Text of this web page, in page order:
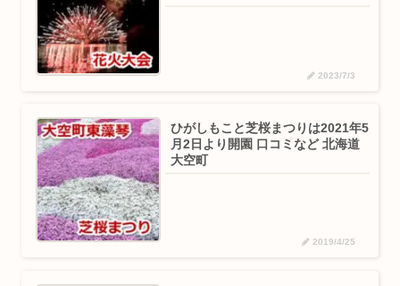
2023/7/3
ひがしもこと芝桜まつりは2021年5
月2日より開園 口コミなど 北海道
大空町
2019/4/25